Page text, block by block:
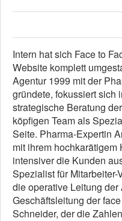
Intern hat sich Face to
Website komplett
Agentur 1999 mit der
gründete, fokussiert sich
strategische Beratung
köpfigen Team als
Seite. Pharma-Expertin
mit ihrem
intensiver die Kunden
Spezialist für
die operative Leitung
Geschäftsleitung der
Schneider, der die